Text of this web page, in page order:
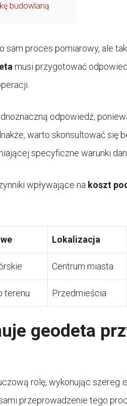
budowlaną
sam proces pomiarowy, ale
musi przygotować
odpowiedź,
warto skonsultować się
specyficzne warunki
wpływające na koszt
Lokalizacja
Centrum miasta
terenu Przedmieścia
geodeta
rolę, wykonując szereg
przeprowadzenie tego